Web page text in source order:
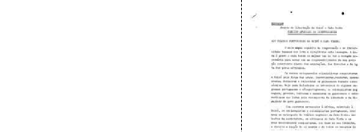
Fundo:
DAC -
Cabral
Tipo Documental:
Página(s):1